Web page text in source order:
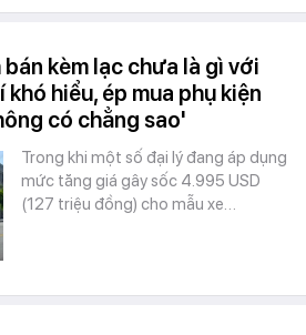
kèm lạc chưa là gì với
khó hiểu, ép mua phụ kiện
có chẳng sao'
Trong khi một số đại lý đang áp dụng
mức tăng giá gây sốc 4.995 USD
(127 triệu đồng) cho mẫu xe…